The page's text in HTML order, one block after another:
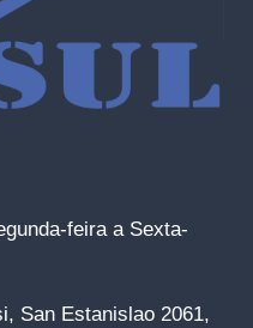
feira a Sexta-
San Estanislao 2061,